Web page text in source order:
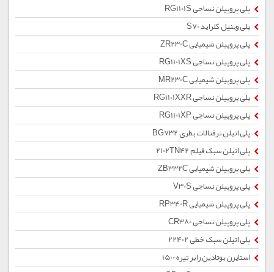
پلی پروپیلن نساجی RG1101S
پلی وینیل کلراید S70
پلی پروپیلن شیمیایی ZR230C
پلی پروپیلن نساجی RG1101XS
پلی پروپیلن شیمیایی MR230C
پلی پروپیلن نساجی RG1101XXR
پلی پروپیلن نساجی RG1101XP
پلی اتیلن ترفتالات بطری BG732
پلی اتیلن سبک فیلم 2102TN42
پلی پروپیلن شیمیایی ZB332C
پلی پروپیلن نساجی V30S
پلی پروپیلن شیمیایی RP340R
پلی پروپیلن نساجی CR380
پلی اتیلن سبک خطی 22402
استایرن بوتادین رابر تیره 1500